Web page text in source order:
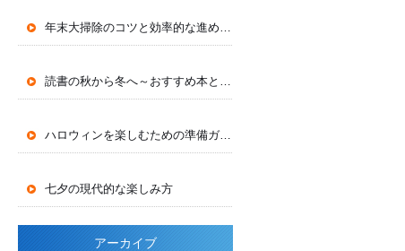
年末大掃除のコツと効率的な進め方～新年を迎える準備～
読書の秋から冬へ～おすすめ本と読書環境づくり～
ハロウィンを楽しむための準備ガイド～仮装からパーティー企画まで～
七夕の現代的な楽しみ方
アーカイブ